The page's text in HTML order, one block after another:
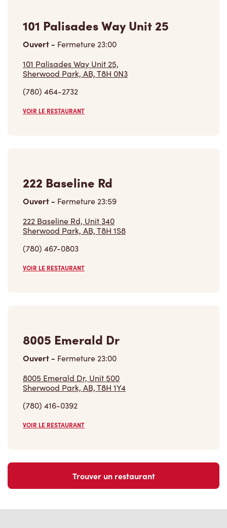
101 Palisades Way Unit 25,
Sherwood Park, AB, T8H 0N3
(780) 464-2732
VOIR LE RESTAURANT
222 Baseline Rd, Unit 340
Sherwood Park, AB, T8H 1S8
(780) 467-0803
VOIR LE RESTAURANT
8005 Emerald Dr, Unit 500
Sherwood Park, AB, T8H 1Y4
(780) 416-0392
VOIR LE RESTAURANT
Carrières
Explore les postes disponibles